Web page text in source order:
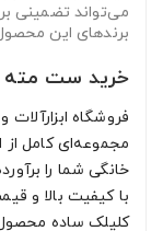
می‌تواند تضمینی
برندهای این
خرید ست مته‌
فروشگاه
مجموعه‌ای کامل
خانگی شما را
با کیفیت بالا و
کلیلک ساده